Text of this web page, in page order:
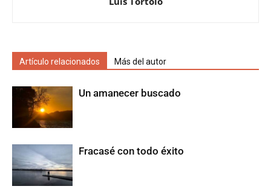
Artículo relacionados Más del autor
Un amanecer buscado
Fracasé con todo éxito